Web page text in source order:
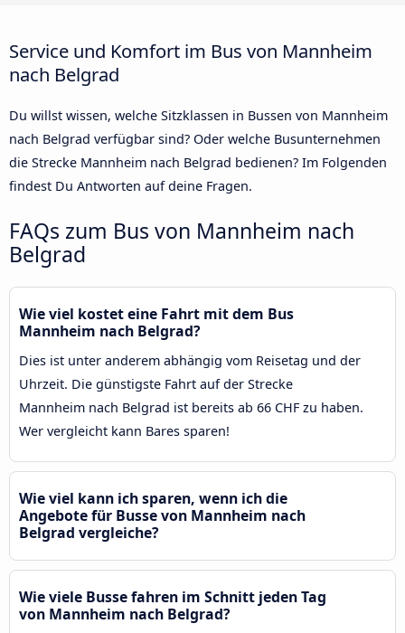
Service und Komfort im Bus von Mannheim
nach Belgrad
Du willst wissen, welche Sitzklassen in Bussen von Mannheim
nach Belgrad verfügbar sind? Oder welche Busunternehmen
die Strecke Mannheim nach Belgrad bedienen? Im Folgenden
findest Du Antworten auf deine Fragen.
FAQs zum Bus von Mannheim nach
Belgrad
Wie viel kostet eine Fahrt mit dem Bus
Mannheim nach Belgrad?
Dies ist unter anderem abhängig vom Reisetag und der
Uhrzeit. Die günstigste Fahrt auf der Strecke
Mannheim nach Belgrad ist bereits ab 66 CHF zu haben.
Wer vergleicht kann Bares sparen!
Wie viel kann ich sparen, wenn ich die
Angebote für Busse von Mannheim nach
Belgrad vergleiche?
Wie viele Busse fahren im Schnitt jeden Tag
von Mannheim nach Belgrad?